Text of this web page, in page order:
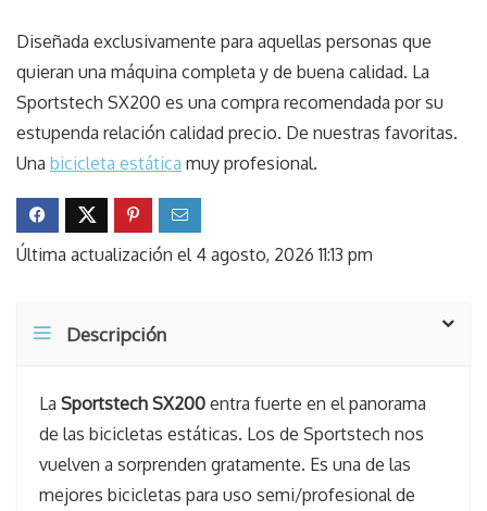
Diseñada exclusivamente para aquellas personas que
quieran una máquina completa y de buena calidad. La
Sportstech SX200 es una compra recomendada por su
estupenda relación calidad precio. De nuestras favoritas.
Una bicicleta estática muy profesional.
Última actualización el 4 agosto, 2026 11:13 pm
Descripción
La Sportstech SX200 entra fuerte en el panorama
de las bicicletas estáticas. Los de Sportstech nos
vuelven a sorprenden gratamente. Es una de las
mejores bicicletas para uso semi/profesional de